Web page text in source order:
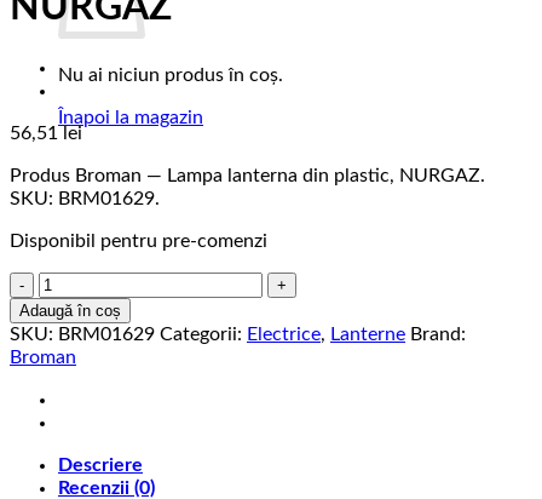
Nu ai niciun produs în coș.
Înapoi la magazin
NURGAZ
56,51 lei
Produs Broman — Lampa lanterna din plastic, NURGAZ.
SKU: BRM01629.
Disponibil pentru pre-comenzi
Cantitate
Lampa
lanterna
din
NURGAZ
Adaugă în coș
SKU: BRM01629 Categorii: Electrice, Lanterne Brand:
Broman
Descriere
Recenzii (0)